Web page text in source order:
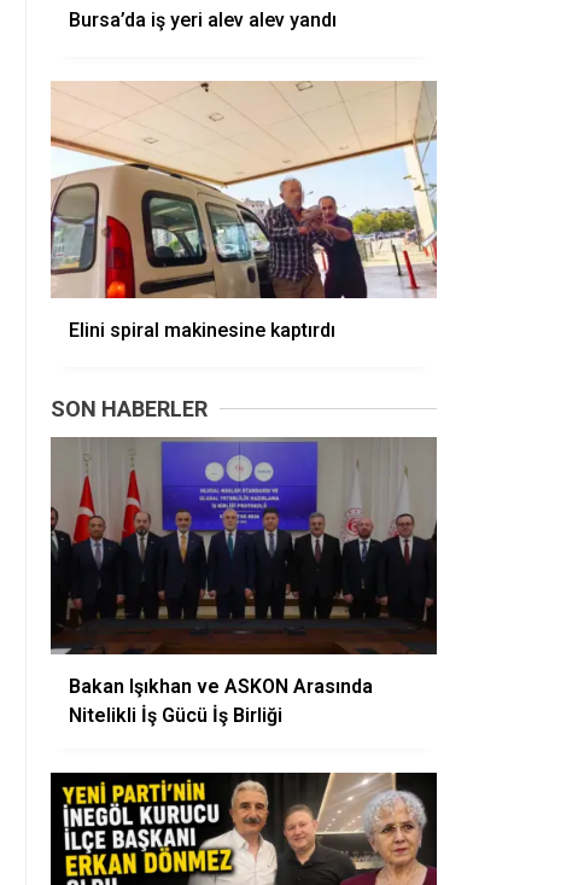
Bursa’da iş yeri alev alev yandı
Elini spiral makinesine kaptırdı
SON HABERLER
Bakan Işıkhan ve ASKON Arasında
Nitelikli İş Gücü İş Birliği